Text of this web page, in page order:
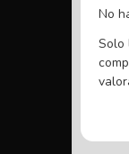
No
Solo